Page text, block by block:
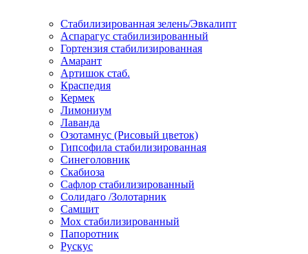
Стабилизированная зелень/Эвкалипт
Аспарагус стабилизированный
Гортензия стабилизированная
Амарант
Артишок стаб.
Краспедия
Кермек
Лимониум
Лаванда
Озотамнус (Рисовый цветок)
Гипсофила стабилизированная
Синеголовник
Скабиоза
Сафлор стабилизированный
Солидаго /Золотарник
Самшит
Мох стабилизированный
Папоротник
Рускус